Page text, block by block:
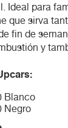
Ideal para
que sirva
fin de
y
Blanco
Negro